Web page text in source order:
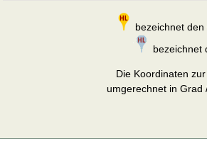
bezeichnet den
bezeichnet
Die Koordinaten
umgerechnet in